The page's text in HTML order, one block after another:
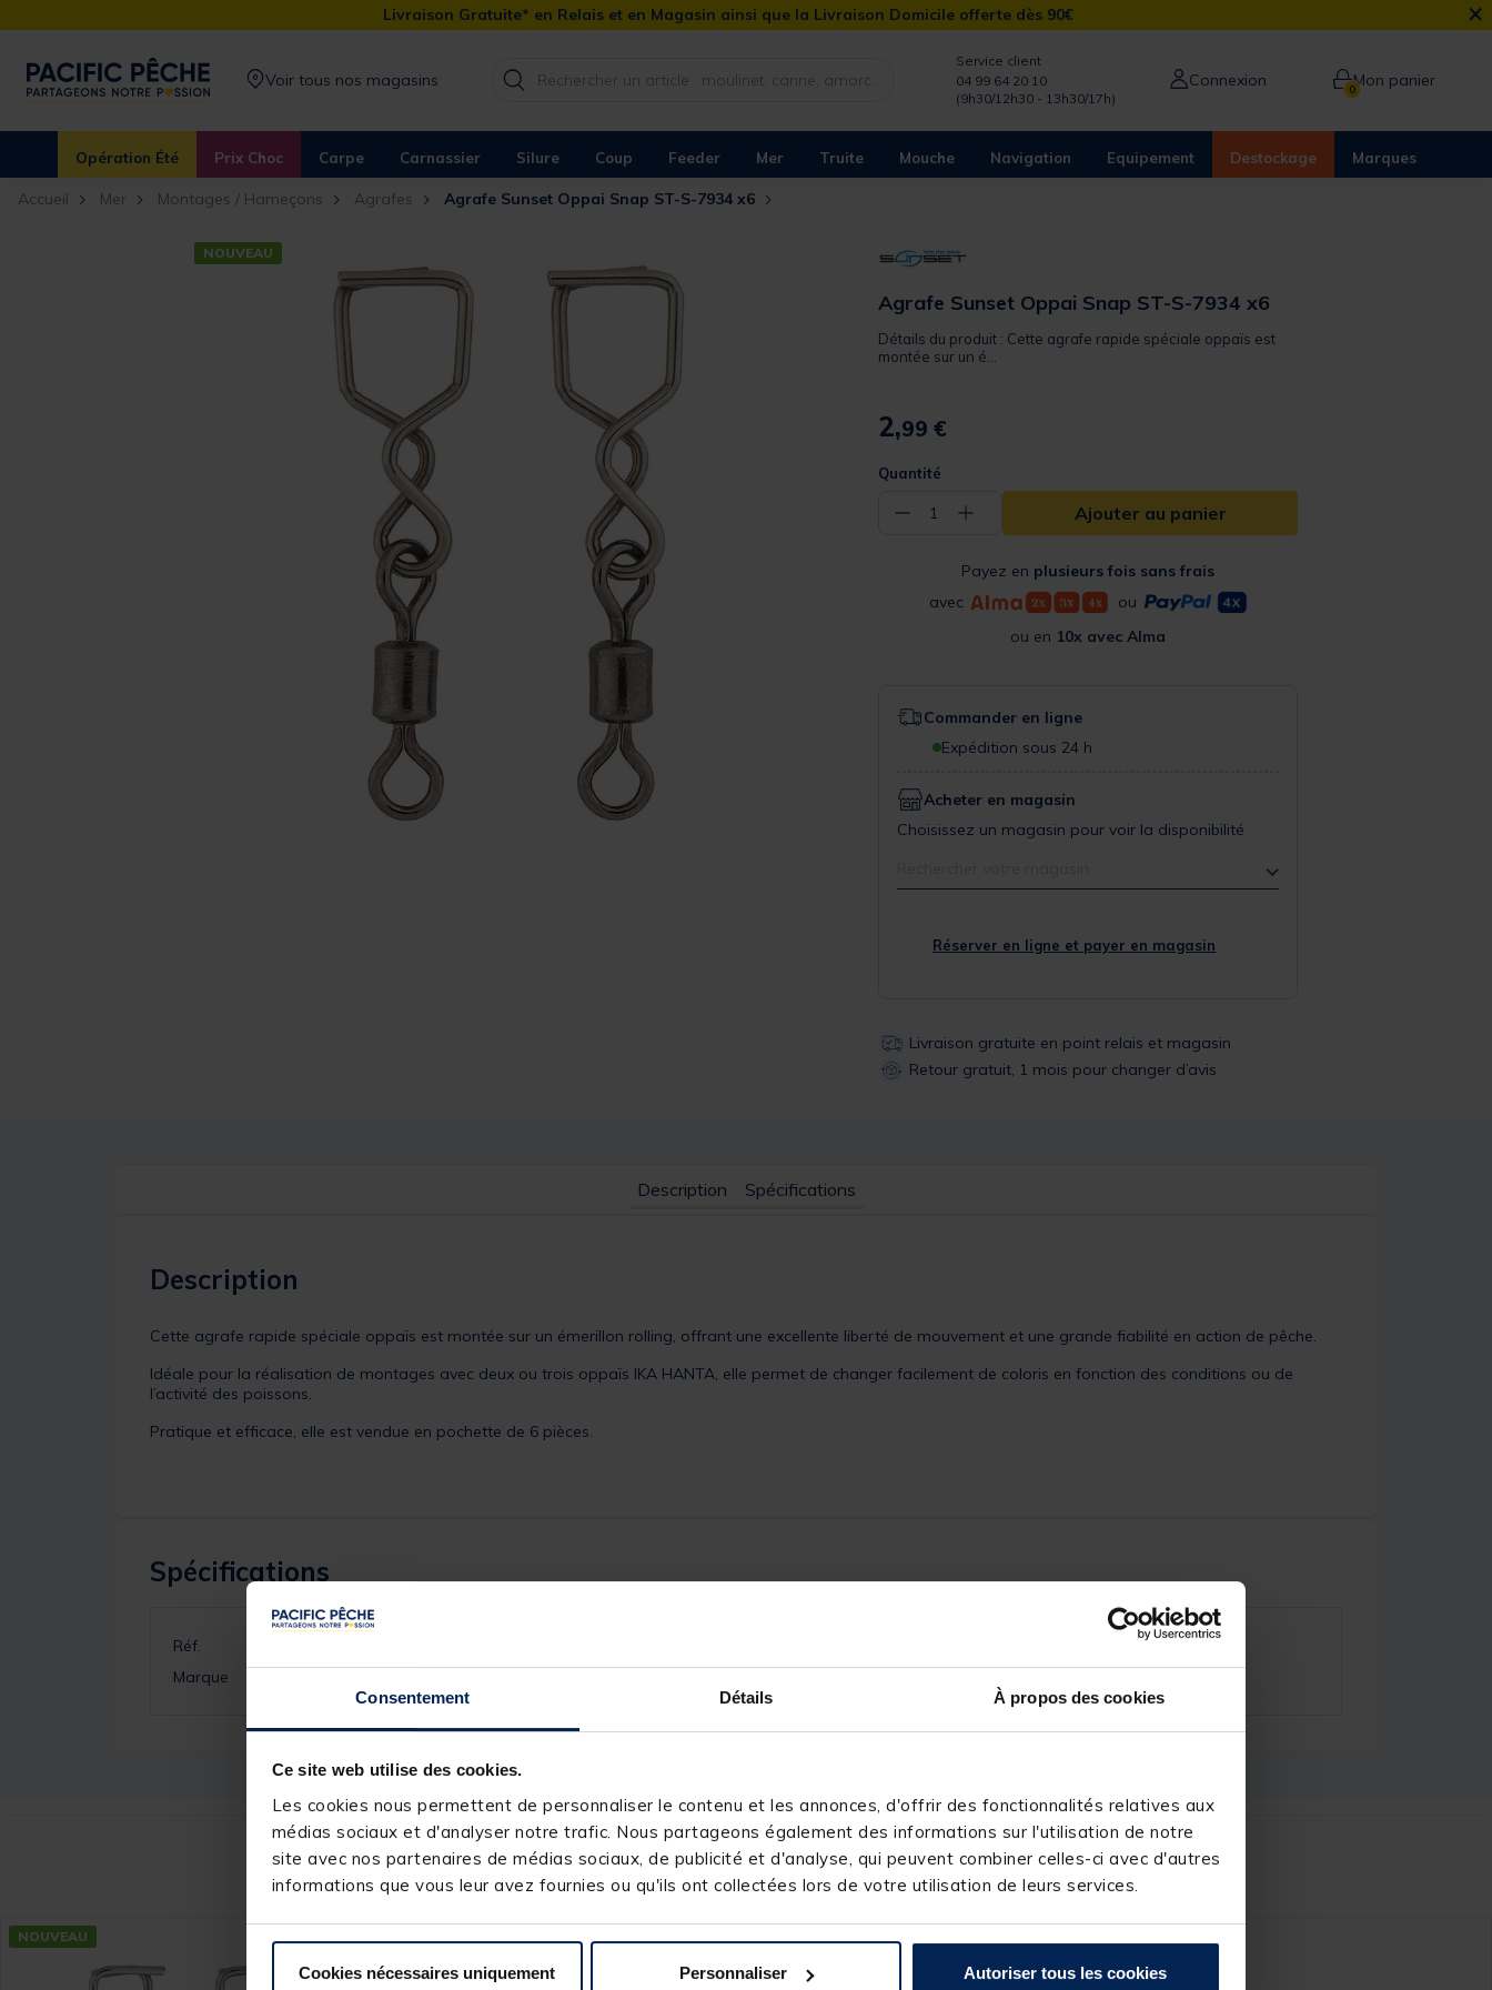
Consentement Détails À propos des cookies
Ce site web utilise des cookies.
Les cookies nous permettent de personnaliser le contenu et les annonces, d'offrir des fonctionnalités relatives aux
médias sociaux et d'analyser notre trafic. Nous partageons également des informations sur l'utilisation de notre
site avec nos partenaires de médias sociaux, de publicité et d'analyse, qui peuvent combiner celles-ci avec d'autres
informations que vous leur avez fournies ou qu'ils ont collectées lors de votre utilisation de leurs services.
Cookies nécessaires uniquement Personnaliser Autoriser tous les cookies
Livraison Gratuite* en Relais et en Magasin ainsi que la Livraison Domicile offerte dès 90€ ×
Voir tous nos magasins
Service client
04 99 64 20 10
(9h30/12h30 - 13h30/17h)
Connexion 0Mon panier
Opération Été Prix Choc Carpe Carnassier Silure Coup Feeder Mer Truite Mouche Navigation Equipement Destockage Marques
Accueil Mer Montages / Hameçons Agrafes Agrafe Sunset Oppai Snap ST-S-7934 x6
NOUVEAU
Agrafe Sunset Oppai Snap ST-S-7934 x6
Détails du produit : Cette agrafe rapide spéciale oppaïs est
montée sur un é...
2,99 €
Quantité
− 1 + Ajouter au panier
Payez en plusieurs fois sans frais
avec
ou
ou en 10x avec Alma
Commander en ligne
Expédition sous 24 h
Acheter en magasin
Choisissez un magasin pour voir la disponibilité
Réserver en ligne et payer en magasin
Livraison gratuite en point relais et magasin
Retour gratuit, 1 mois pour changer d’avis
Description Spécifications
Description
Cette agrafe rapide spéciale oppaïs est montée sur un émerillon rolling, offrant une excellente liberté de mouvement et une grande fiabilité en action de pêche.
Idéale pour la réalisation de montages avec deux ou trois oppaïs IKA HANTA, elle permet de changer facilement de coloris en fonction des conditions ou de
l’activité des poissons.
Pratique et efficace, elle est vendue en pochette de 6 pièces.
Spécifications
Réf.
Marque
Ces produits pourraient vous intéresser :
NOUVEAU